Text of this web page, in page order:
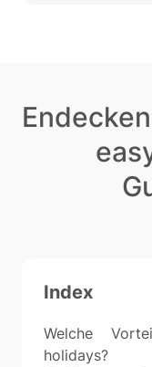
Index
Welche
holidays?